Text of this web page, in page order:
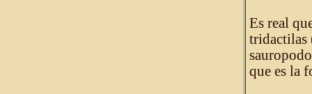
Es real
tridactilas
que es la